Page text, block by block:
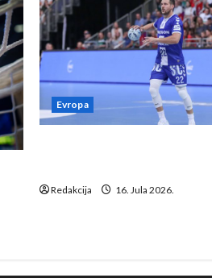
Evropa
Redakcija 16. Jula 2026.